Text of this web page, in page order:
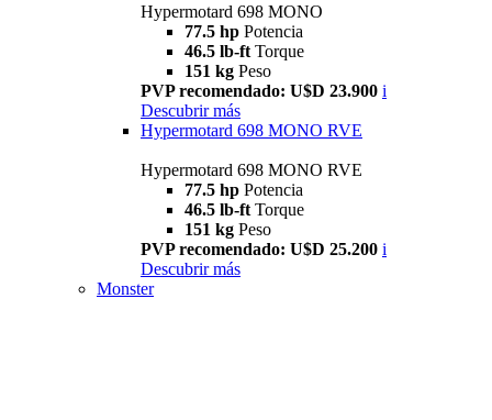
Hypermotard 698 MONO
77.5 hp Potencia
46.5 lb-ft Torque
151 kg Peso
PVP recomendado: U$D 23.900 i
Descubrir más
Hypermotard 698 MONO RVE
Hypermotard 698 MONO RVE
77.5 hp Potencia
46.5 lb-ft Torque
151 kg Peso
PVP recomendado: U$D 25.200 i
Descubrir más
Monster